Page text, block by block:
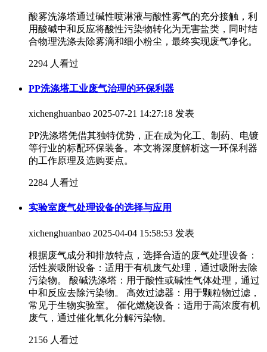
酸雾洗涤塔通过碱性喷淋液与酸性雾气的充分接触，利
用酸碱中和反应将酸性污染物转化为无害盐类，同时结
合物理洗涤去除雾滴和细小粉尘，最终实现废气净化。
2294 人看过
PP洗涤塔工业废气治理的环保利器
xichenghuanbao 2025-07-21 14:27:18 发表
PP洗涤塔凭借其独特优势，正在成为化工、制药、电镀
等行业的标配环保装备。本文将深度解析这一环保利器
的工作原理及选购要点。
2284 人看过
实验室废气处理设备的选择与应用
xichenghuanbao 2025-04-04 15:58:53 发表
根据废气成分和排放特点，选择合适的废气处理设备：
活性炭吸附设备：适用于有机废气处理，通过吸附去除
污染物。 酸碱洗涤塔：用于酸性或碱性气体处理，通过
中和反应去除污染物。 高效过滤器：用于颗粒物过滤，
常见于生物实验室。 催化燃烧设备：适用于高浓度有机
废气，通过催化氧化分解污染物。
2156 人看过